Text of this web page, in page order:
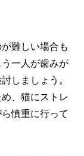
難しい場合も
一人が歯みが
しましょう。
、猫にストレ
慎重に行って